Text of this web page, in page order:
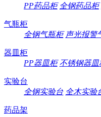
PP药品柜 全钢药品柜
气瓶柜
全钢气瓶柜 声光报警
器皿柜
PP器皿柜 不锈钢器皿
实验台
全钢实验台 全木实验
药品架